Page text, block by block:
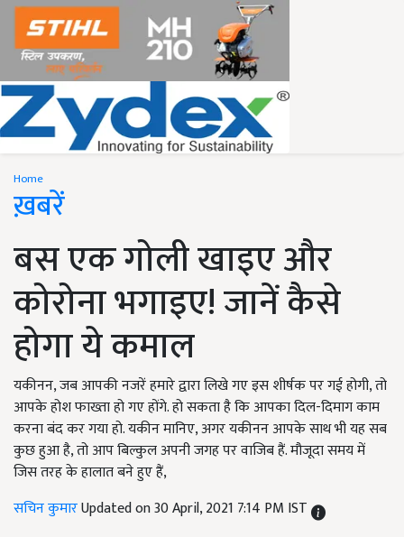
Home
ख़बरें
बस एक गोली खाइए और
कोरोना भगाइए! जानें कैसे
होगा ये कमाल
यकीनन, जब आपकी नजरें हमारे द्वारा लिखे गए इस शीर्षक पर गई होगी, तो
आपके होश फाख्ता हो गए होंगे. हो सकता है कि आपका दिल-दिमाग काम
करना बंद कर गया हो. यकीन मानिए, अगर यकीनन आपके साथ भी यह सब
कुछ हुआ है, तो आप बिल्कुल अपनी जगह पर वाजिब हैं. मौजूदा समय में
जिस तरह के हालात बने हुए हैं,
सचिन कुमारUpdated on 30 April, 2021 7:14 PM IST